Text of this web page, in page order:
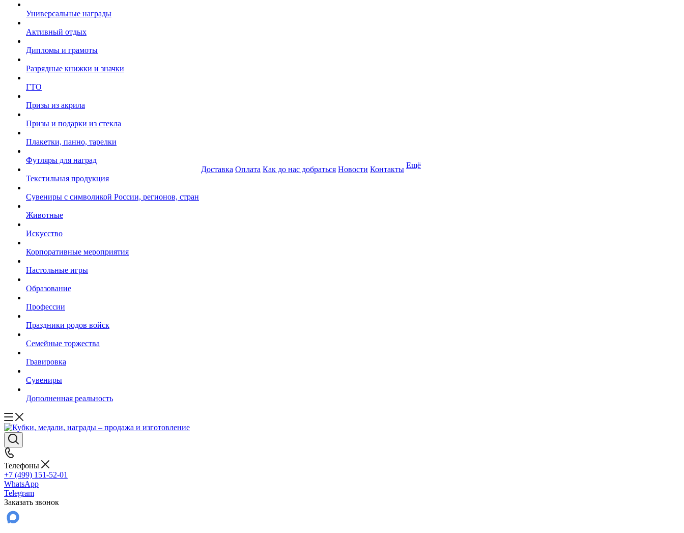
Универсальные награды
Активный отдых
Дипломы и грамоты
Разрядные книжки и значки
ГТО
Призы из акрила
Призы и подарки из стекла
Плакетки, панно, тарелки
Футляры для наград
Текстильная продукция
Сувениры с символикой России, регионов, стран
Животные
Искусство
Корпоративные мероприятия
Настольные игры
Образование
Профессии
Праздники родов войск
Семейные торжества
Гравировка
Сувениры
Дополненная реальность
Доставка Оплата Как до нас добраться Новости Контакты Ещё
Телефоны
+7 (499) 151-52-01
WhatsApp
Telegram
Заказать звонок